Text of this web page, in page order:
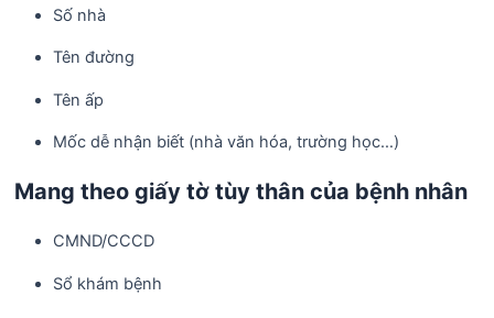
Số nhà
Tên đường
Tên ấp
Mốc dễ nhận biết (nhà văn hóa, trường học…)
Mang theo giấy tờ tùy thân của bệnh nhân
CMND/CCCD
Sổ khám bệnh